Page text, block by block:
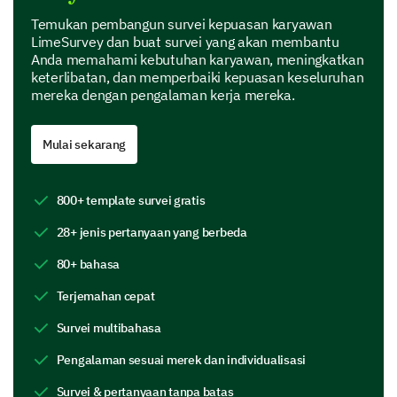
Tingkat tanggung jawab
Tingkat otonomi
Beragam tugas
Kondisi Kerja Anda
Sekarang, mari kita lihat kondisi kerja Anda. Umpan
balik Anda akan berkontribusi untuk melakukan
perbaikan di tempat yang dibutuhkan.
Apakah Anda mengatakan bahwa lingkungan
yang produktif?
Temukan pembangun survei kepuasan karyawan
LimeSurvey dan buat survei yang akan membantu
Anda memahami kebutuhan karyawan, meningkatkan
keterlibatan, dan memperbaiki kepuasan keseluruhan
mereka dengan pengalaman kerja mereka.
Mulai sekarang
800+ template survei gratis
28+ jenis pertanyaan yang berbeda
80+ bahasa
Terjemahan cepat
Survei multibahasa
Pengalaman sesuai merek dan individualisasi
Survei & pertanyaan tanpa batas